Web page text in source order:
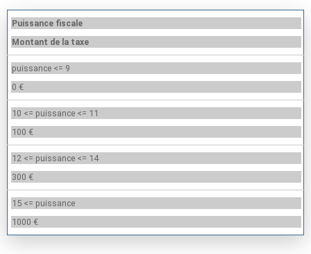
Puissance fiscale
Montant de la taxe
puissance <= 9
0 €
10 <= puissance <= 11
100 €
12 <= puissance <= 14
300 €
15 <= puissance
1000 €